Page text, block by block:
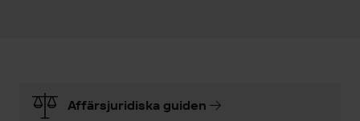
Affärsjuridiska guiden